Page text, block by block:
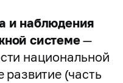
и наблюдения
системе—
национальной
(часть